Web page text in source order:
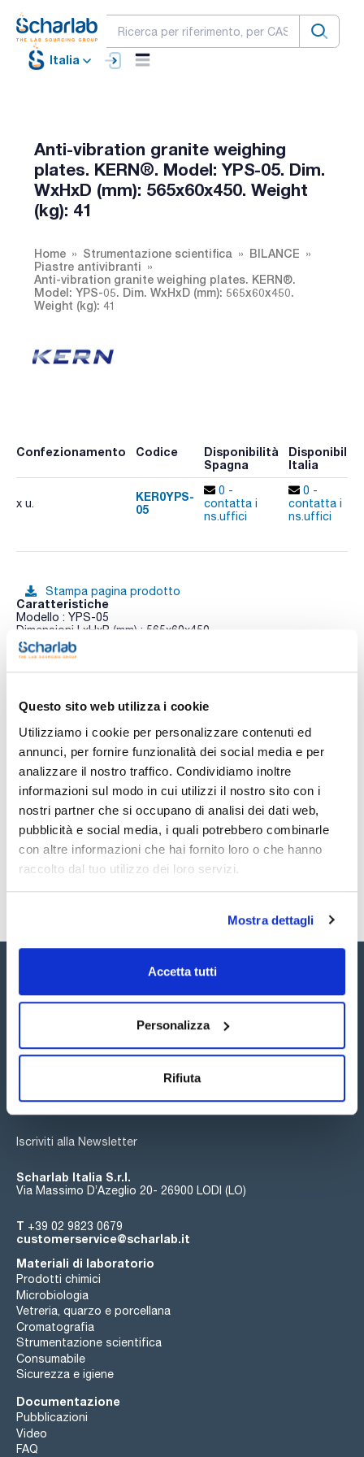
Questo sito web utilizza i cookie
Utilizziamo i cookie per personalizzare contenuti ed
annunci, per fornire funzionalità dei social media e per
analizzare il nostro traffico. Condividiamo inoltre
informazioni sul modo in cui utilizzi il nostro sito con i
nostri partner che si occupano di analisi dei dati web,
pubblicità e social media, i quali potrebbero combinarle
con altre informazioni che hai fornito loro o che hanno
raccolto dal tuo utilizzo dei loro servizi.
Mostra dettagli
Accetta tutti
Personalizza
Rifiuta
Italia
Anti-vibration granite weighing
plates. KERN®. Model: YPS-05. Dim.
WxHxD (mm): 565x60x450. Weight
(kg): 41
Home Strumentazione scientifica
BILANCE
Piastre antivibranti
Anti-vibration granite weighing plates. KERN®.
Model: YPS-05. Dim. WxHxD (mm): 565x60x450.
Weight (kg): 41
Confezionamento Codice
Disponibilità
Spagna
Disponibilità
Italia
x u.
KER0YPS-
05
0 -
contatta i
ns.uffici
0 -
contatta i
ns.uffici
Stampa pagina prodotto
Caratteristiche
Modello : YPS-05
Dimensioni LxHxP (mm) : 565x60x450
Peso (kg) : 41
Conf. (unità) : 1
risultati di pesatura delle bilance analitiche e di precisione. È
vibrazioni.
La piastra di granito antivibrazione è in granito lucido ed è
montata su elementi assorbenti in gomma. È
ergonomicamente ottimizzata per il lavoro in piedi o seduto.
Misure compatte molto vantaggioso avendo poco spazio.
Tutte le superfici sono igieniche e facili da pulire.
Adatto per tutte le bilance analitiche, le bilance di precisione
e i microscopi KERN con dimensioni corrispondenti.
Documentazione tecnica
TDS / Scheda tecnica
COA
SDS / Scheda di
Sicurezza
Registrati per i download
Seguici:
Iscriviti alla Newsletter
Scharlab Italia S.r.l.
Via Massimo D’Azeglio 20- 26900 LODI (LO)
T +39 02 9823 0679
customerservice@scharlab.it
Materiali di laboratorio
Prodotti chimici
Microbiologia
Vetreria, quarzo e porcellana
Cromatografia
Strumentazione scientifica
Consumabile
Sicurezza e igiene
Documentazione
Pubblicazioni
Video
FAQ